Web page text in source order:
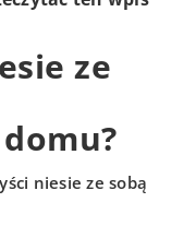
ze
niesie ze sobą